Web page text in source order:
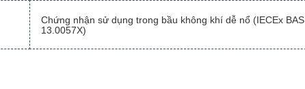
Chứng nhận sử dụng trong bầu không khí dễ nổ (IECEx BAS
13.0057X)